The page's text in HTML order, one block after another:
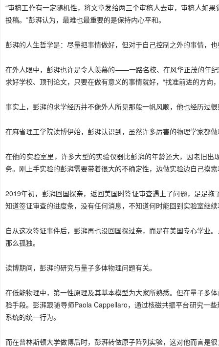
“审稿工作有一定随机性，将文章发给两三个审稿人去审，审稿人如
投稿。”彭湃认为，最难也最重要的是保持内心平和。
彭湃的人生哲学是：尽量把事情做好，但对于自己控制之外的事情，
在外人眼中，彭湃也许是令人羡慕的——一路名校、在风华正茂的年
求好学校、顶刊论文，只要在做有意义的事情就好，“找准前进的方向
事实上，彭湃的求学经历并不像外人所见那般一帆风顺，他也经历过
在麻省理工学院读博伊始，彭湃认识到，虽然许多厉害的物理学家都
在他的实验室里，许多大型的实验仪器比彭湃的年龄还大，因老旧
务。刚上手实验的彭湃需要带着很大的不确定性，边做实验边自己摸
2019年初，彭湃回国探亲，返回美国时签证审查遇上了问题，足足
知道签证审查的进度条，没有任何消息，不知道何时能回到实验室继
自从这次签证事件后，彭湃再也没回国探过亲，而是在美国专心学业
那么孤独。
读博期间，彭湃的研究与量子多体物理问题有关。
在低能物理中，第一性原理及其基本模型为大家所熟悉。但在量子多
验手段。彭湃跟随导师Paola Cappellaro，通过核磁共振平台研究一
系统的统一行为。
而在普林斯顿大学做博后时，彭湃转做原子阵列实验，这对他而言是